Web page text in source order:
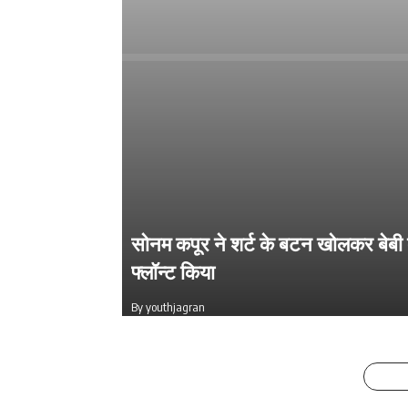
सोनम कपूर ने शर्ट के बटन खोलकर बेबी
फ्लॉन्ट किया
By youthjagran
Salman Khan की बर्थडे पार्टी में लगा
का मेला, धोनी हुए शामिल
By youthjagran